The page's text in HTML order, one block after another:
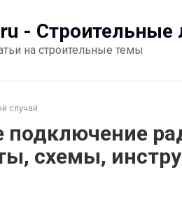
- Строительные
на строительные темы
случай
схемы,